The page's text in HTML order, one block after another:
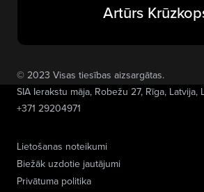
Artūrs
Lietošanas noteikumi
Biežāk uzdotie jautājumi
Privātuma politika
© 2023 Visas tiesības aizsargātas.
SIA Ierakstu māja, Robežu 27, Rīga, Latvija,
+371 29204971